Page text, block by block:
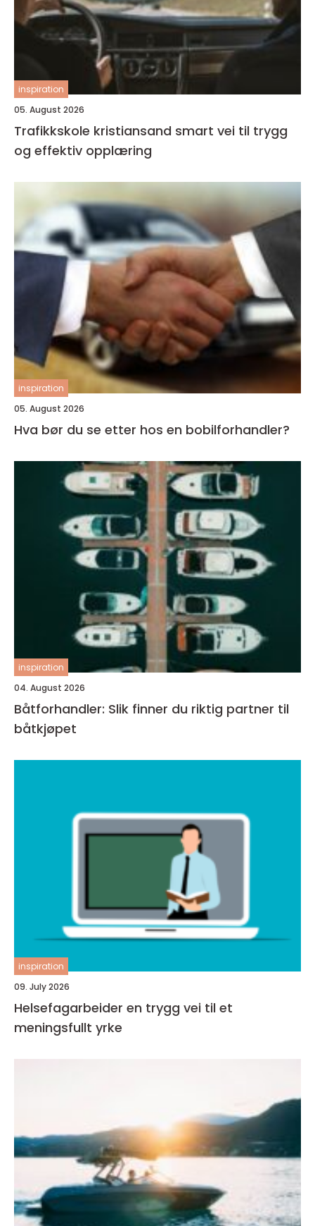
inspiration
05. August 2026
Trafikkskole kristiansand smart vei til trygg
og effektiv opplæring
inspiration
05. August 2026
Hva bør du se etter hos en bobilforhandler?
inspiration
04. August 2026
Båtforhandler: Slik finner du riktig partner til
båtkjøpet
inspiration
09. July 2026
Helsefagarbeider en trygg vei til et
meningsfullt yrke